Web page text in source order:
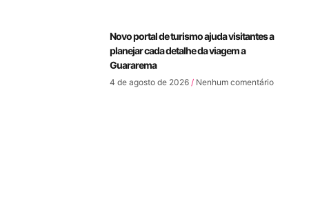
Novo portal de turismo ajuda visitantes a
planejar cada detalhe da viagem a
Guararema
4 de agosto de 2026 Nenhum comentário